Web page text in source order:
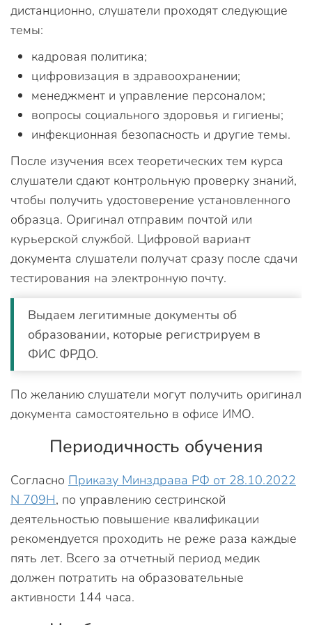
дистанционно, слушатели проходят следующие
темы:
кадровая политика;
цифровизация в здравоохранении;
менеджмент и управление персоналом;
вопросы социального здоровья и гигиены;
инфекционная безопасность и другие темы.
После изучения всех теоретических тем курса
слушатели сдают контрольную проверку знаний,
чтобы получить удостоверение установленного
образца. Оригинал отправим почтой или
курьерской службой. Цифровой вариант
документа слушатели получат сразу после сдачи
тестирования на электронную почту.
Выдаем легитимные документы об
образовании, которые регистрируем в
ФИС ФРДО.
По желанию слушатели могут получить оригинал
документа самостоятельно в офисе ИМО.
Периодичность обучения
Согласно Приказу Минздрава РФ от 28.10.2022
N 709Н, по управлению сестринской
деятельностью повышение квалификации
рекомендуется проходить не реже раза каждые
пять лет. Всего за отчетный период медик
должен потратить на образовательные
активности 144 часа.